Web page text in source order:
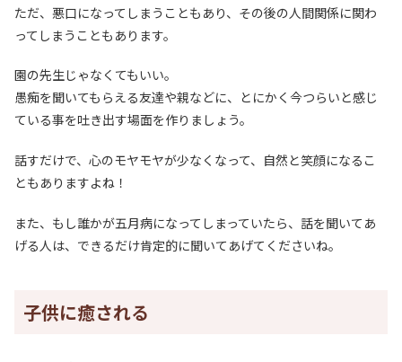
ただ、悪口になってしまうこともあり、その後の人間関係に関わ
ってしまうこともあります。
園の先生じゃなくてもいい。
愚痴を聞いてもらえる友達や親などに、とにかく今つらいと感じ
ている事を吐き出す場面を作りましょう。
話すだけで、心のモヤモヤが少なくなって、自然と笑顔になるこ
ともありますよね！
また、もし誰かが五月病になってしまっていたら、話を聞いてあ
げる人は、できるだけ肯定的に聞いてあげてくださいね。
子供に癒される